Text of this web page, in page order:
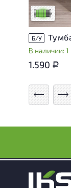
Низкая
Б/У
В наличии:
1.590 Р